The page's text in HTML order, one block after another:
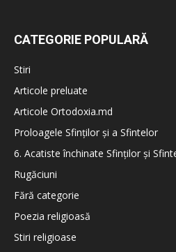
CATEGORIE POPULARĂ
Stiri
Articole preluate
Articole Ortodoxia.md
Proloagele Sfinților și a Sfintelor
6. Acatiste închinate Sfinților și
Rugăciuni
Fără categorie
Poezia religioasă
Stiri religioase